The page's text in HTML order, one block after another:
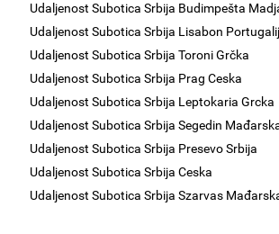
Udaljenost Subotica Srbija Budimpešta
Udaljenost Subotica Srbija Lisabon
Udaljenost Subotica Srbija Toroni Grčka
Udaljenost Subotica Srbija Prag Ceska
Udaljenost Subotica Srbija Leptokaria Grcka
Udaljenost Subotica Srbija Segedin
Udaljenost Subotica Srbija Presevo Srbija
Udaljenost Subotica Srbija Ceska
Udaljenost Subotica Srbija Szarvas